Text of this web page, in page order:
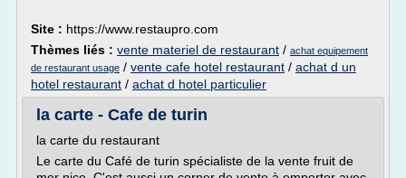
Site : https://www.restaupro.com
Thèmes liés : vente materiel de restaurant / achat equipement
de restaurant usage / vente cafe hotel restaurant / achat d un
hotel restaurant / achat d hotel particulier
la carte - Cafe de turin
la carte du restaurant
Le carte du Café de turin spécialiste de la vente fruit de